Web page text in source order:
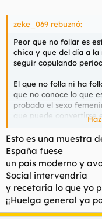
zeke_069 rebuznó:
Peor que no follar es
chica y que del día a
seguir copulando
El que no folla ni ha
que no conoce lo que
probado el sexo
que puede convertirse
Yo me encuentro en
compañera de copula
los peluches de la
baños.
Una mala época
Esto es una muestra
España fuese
un país moderno y
Social intervendría
y recetaría lo que yo
¡¡Huelga general ya